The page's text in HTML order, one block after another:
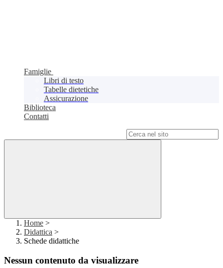
Famiglie
Libri di testo
Tabelle dietetiche
Assicurazione
Biblioteca
Contatti
Home >
Didattica >
Schede didattiche
Nessun contenuto da visualizzare